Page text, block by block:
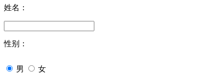
姓名：
性别：
男 女